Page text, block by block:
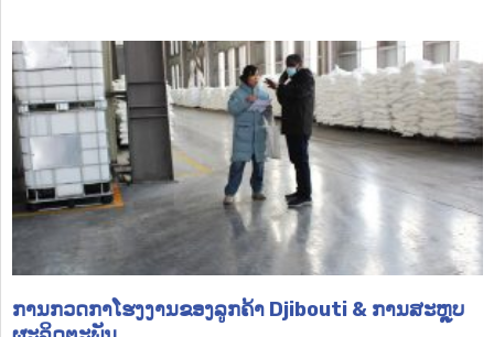
ການກວດກາໂຮງງານຂອງລູກຄ້າ Djibouti & ການສະຫຼຸບ